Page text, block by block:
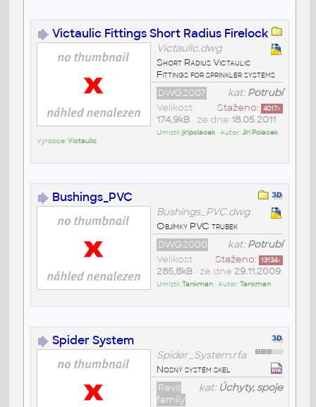
Victaulic Fittings Short Radius Firelock
Victaulic.dwg
Short Radius Victaulic
Fittings for sprinkler systems
kat:Potrubí
DWG2007
Staženo: 4017x
Velikost
174,9kB• ze dne 18.05.2011
Umístil:jiripolacek• Autor:Jiri Polacek•
Výrobce:Victaulic
Bushings_PVC
Bushings_PVC.dwg
Objímky PVC trubek
kat:Potrubí
DWG2000
Staženo: 13134x
Velikost
285,8kB• ze dne 29.11.2009
Umístil:Tankman• Autor:Tankman
Spider System
Spider_System.rfa
Nosný systém skel
kat: Úchyty, spoje
Revit
family